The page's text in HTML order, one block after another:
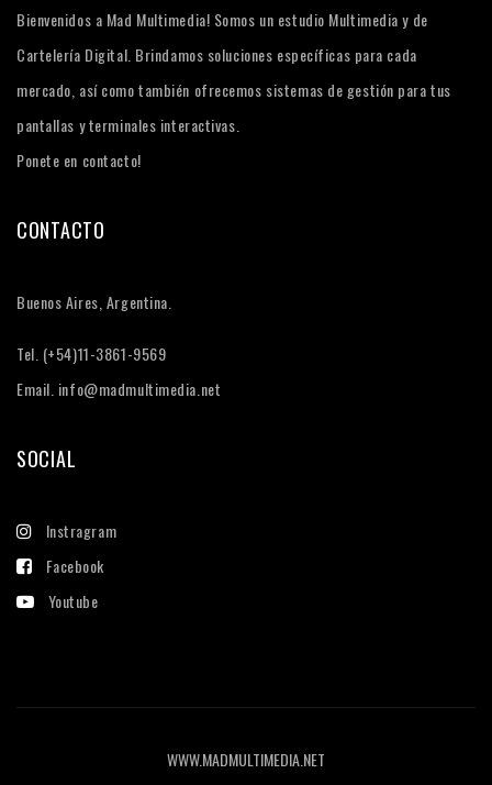
Bienvenidos a Mad Multimedia! Somos un estudio Multimedia y de
Cartelería Digital. Brindamos soluciones específicas para cada
mercado, así como también ofrecemos sistemas de gestión para tus
pantallas y terminales interactivas.
Ponete en contacto!
CONTACTO
Buenos Aires, Argentina.
Tel. (+54)11-3861-9569
Email. info@madmultimedia.net
SOCIAL
Instragram
Facebook
Youtube
WWW.MADMULTIMEDIA.NET